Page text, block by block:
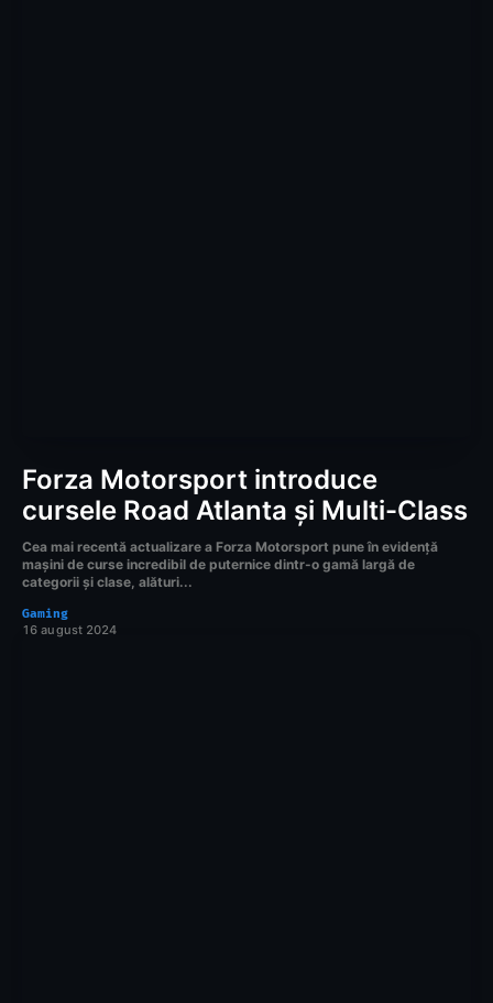
Forza Motorsport introduce
cursele Road Atlanta și Multi-Class
Cea mai recentă actualizare a Forza Motorsport pune în evidență
mașini de curse incredibil de puternice dintr-o gamă largă de
categorii și clase, alături...
Gaming
16 august 2024